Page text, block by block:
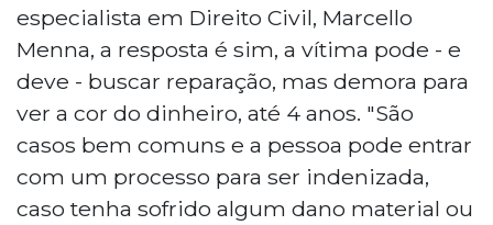
especialista em Direito Civil, Marcello
Menna, a resposta é sim, a vítima pode - e
deve - buscar reparação, mas demora para
ver a cor do dinheiro, até 4 anos. "São
casos bem comuns e a pessoa pode entrar
com um processo para ser indenizada,
caso tenha sofrido algum dano material ou